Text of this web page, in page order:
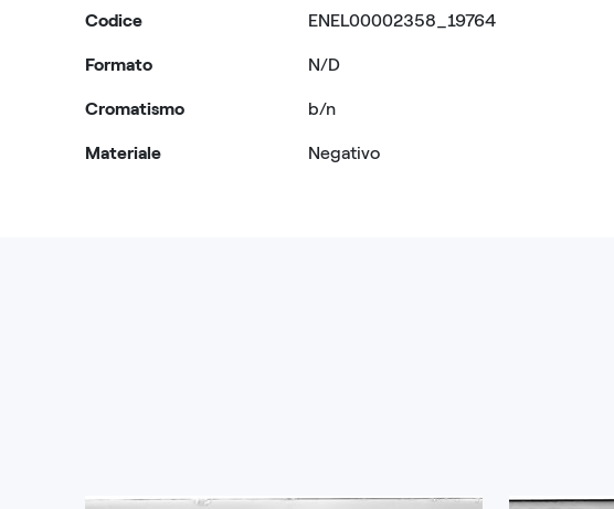
Codice
Formato
Cromatismo
Materiale
ENEL00002358_19764
N/D
b/n
Negativo